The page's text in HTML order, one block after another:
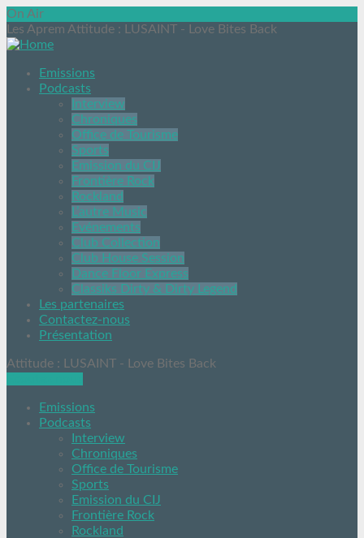
On Air
Les Aprem Attitude : LUSAINT - Love Bites Back
Emissions
Podcasts
Interview
Chroniques
Office de Tourisme
Sports
Emission du CIJ
Frontière Rock
Rockland
L’autre Music
Evénements
Club Collection
Club House Session
Dance Floor Express
Classiks Dirty & Dirty Legend
Les partenaires
Contactez-nous
Présentation
Attitude : LUSAINT - Love Bites Back
Emissions
Podcasts
Interview
Chroniques
Office de Tourisme
Sports
Emission du CIJ
Frontière Rock
Rockland